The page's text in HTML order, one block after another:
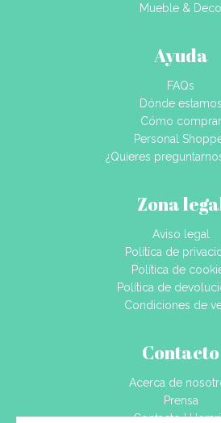
Mueble & Deco
Ayuda
FAQs
Dónde estamos
Cómo comprar
Personal
¿Quieres
Zona
Aviso legal
Política de
Política de
Política de
Condiciones de
Contacto
Acerca de
Prensa
Contacto |